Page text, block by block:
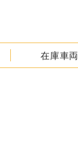
在庫車両